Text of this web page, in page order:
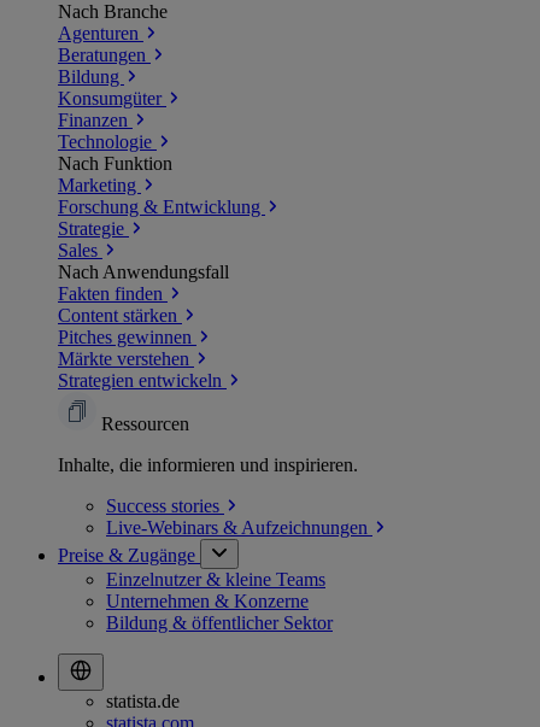
Nach Branche
Agenturen
Beratungen
Bildung
Konsumgüter
Finanzen
Technologie
Nach Funktion
Marketing
Forschung & Entwicklung
Strategie
Sales
Nach Anwendungsfall
Fakten finden
Content stärken
Pitches gewinnen
Märkte verstehen
Strategien entwickeln
Ressourcen
Inhalte, die informieren und inspirieren.
Success stories
Live-Webinars & Aufzeichnungen
Preise & Zugänge
Einzelnutzer & kleine Teams
Unternehmen & Konzerne
Bildung & öffentlicher Sektor
statista.de
statista.com